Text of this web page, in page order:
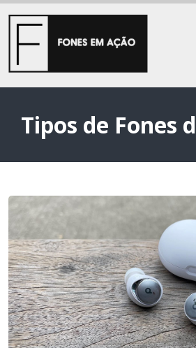
Tipos de Fones